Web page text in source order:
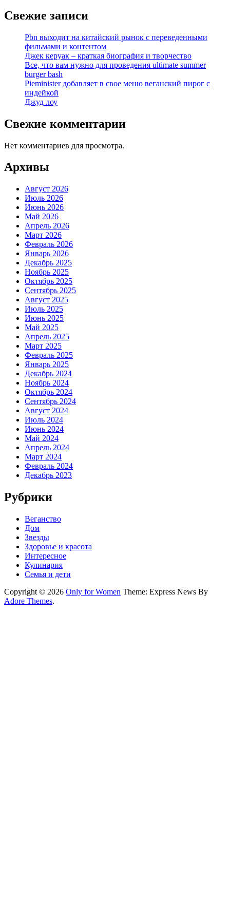
Свежие записи
Pbn выходит на китайский рынок с переведенными
фильмами и контентом
Джек керуак – краткая биография и творчество
Все, что вам нужно для проведения ultimate summer
burger bash
Pieminister добавляет в свое меню веганский пирог с
индейкой
Джуд лоу
Свежие комментарии
Нет комментариев для просмотра.
Архивы
Август 2026
Июль 2026
Июнь 2026
Май 2026
Апрель 2026
Март 2026
Февраль 2026
Январь 2026
Декабрь 2025
Ноябрь 2025
Октябрь 2025
Сентябрь 2025
Август 2025
Июль 2025
Июнь 2025
Май 2025
Апрель 2025
Март 2025
Февраль 2025
Январь 2025
Декабрь 2024
Ноябрь 2024
Октябрь 2024
Сентябрь 2024
Август 2024
Июль 2024
Июнь 2024
Май 2024
Апрель 2024
Март 2024
Февраль 2024
Декабрь 2023
Рубрики
Веганство
Дом
Звезды
Здоровье и красота
Интересное
Кулинария
Семья и дети
Copyright © 2026 Only for Women Theme: Express News By
Adore Themes.